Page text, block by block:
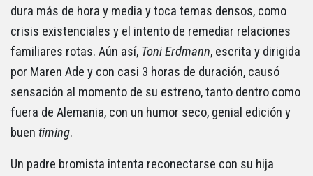
dura más de hora y media y toca temas densos, como
crisis existenciales y el intento de remediar relaciones
familiares rotas. Aún así, Toni Erdmann, escrita y dirigida
por Maren Ade y con casi 3 horas de duración, causó
sensación al momento de su estreno, tanto dentro como
fuera de Alemania, con un humor seco, genial edición y
buen timing.
Un padre bromista intenta reconectarse con su hija